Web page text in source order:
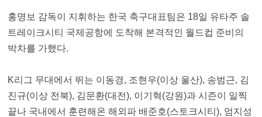
홍명보 감독이 지휘하는 한국 축구대표팀은 18일 유타주 솔
트레이크시티 국제공항에 도착해 본격적인 월드컵 준비의
박차를 가했다.
K리그 무대에서 뛰는 이동경, 조현우(이상 울산), 송범근, 김
진규(이상 전북), 김문환(대전), 이기혁(강원)과 시즌이 일찍
끝나 국내에서 훈련해온 해외파 배준호(스토크시티), 엄지성